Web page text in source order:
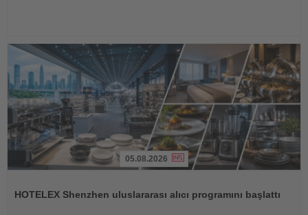
05.08.2026
HOTELEX Shenzhen uluslararası alıcı programını başlattı